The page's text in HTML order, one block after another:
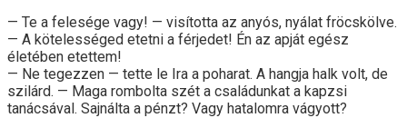
— Te a felesége vagy! — visította az anyós, nyálat fröcskölve.
— A kötelességed etetni a férjedet! Én az apját egész
életében etettem!
— Ne tegezzen — tette le Ira a poharat. A hangja halk volt, de
szilárd. — Maga rombolta szét a családunkat a kapzsi
tanácsával. Sajnálta a pénzt? Vagy hatalomra vágyott?